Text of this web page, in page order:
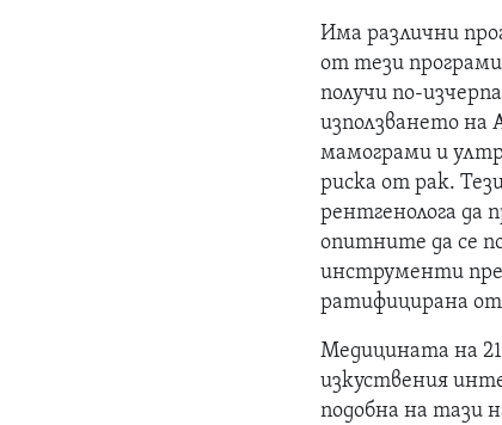
Има различни
от тези програми
получи по-
използването на
мамограми и
риска от рак.
рентгенолога да
опитните да се
инструменти
ратифицирана от
Медицината на
изкуствения
подобна на тази